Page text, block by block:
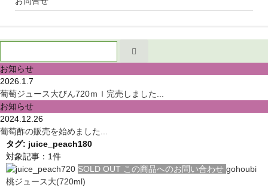
お知らせ
2026.1.7
葡萄ジュース大びん720ｍｌ完売しました...
お知らせ
2024.12.26
葡萄酢の販売を始めました...
タグ: juice_peach180
対象記事：1件
SOLD OUT この商品へのお問い合わせ gohoubi
桃ジュース大(720ml)